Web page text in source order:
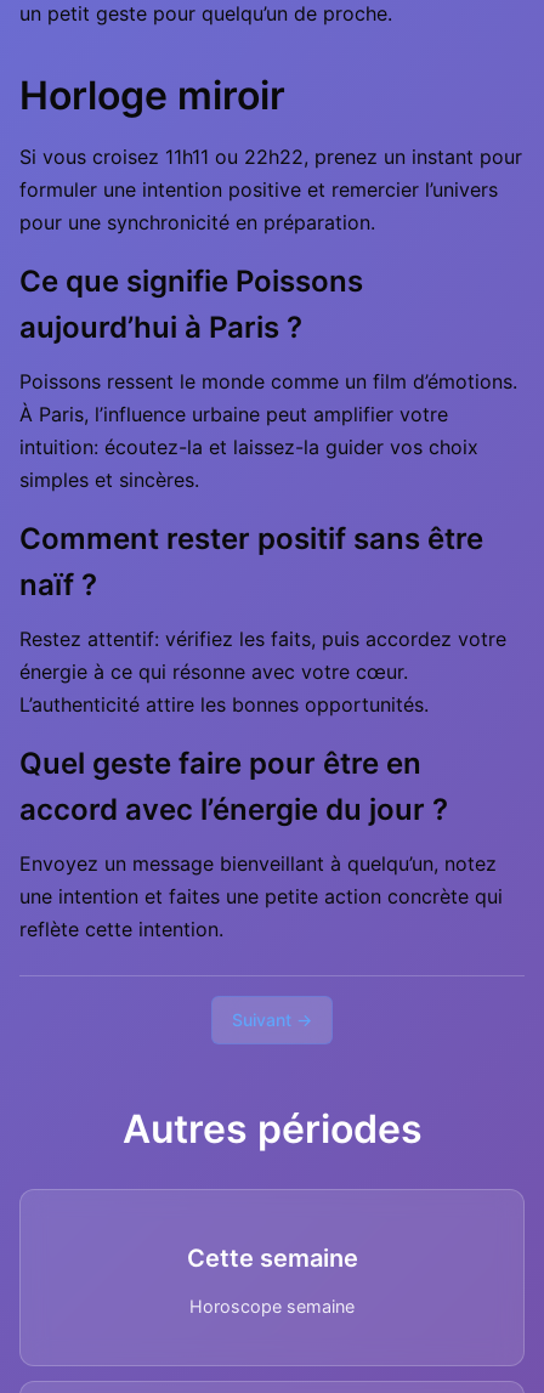
un petit geste pour quelqu’un de proche.
Horloge miroir
Si vous croisez 11h11 ou 22h22, prenez un instant pour
formuler une intention positive et remercier l’univers
pour une synchronicité en préparation.
Ce que signifie Poissons
aujourd’hui à Paris ?
Poissons ressent le monde comme un film d’émotions.
À Paris, l’influence urbaine peut amplifier votre
intuition: écoutez-la et laissez-la guider vos choix
simples et sincères.
Comment rester positif sans être
naïf ?
Restez attentif: vérifiez les faits, puis accordez votre
énergie à ce qui résonne avec votre cœur.
L’authenticité attire les bonnes opportunités.
Quel geste faire pour être en
accord avec l’énergie du jour ?
Envoyez un message bienveillant à quelqu’un, notez
une intention et faites une petite action concrète qui
reflète cette intention.
Suivant →
Autres périodes
Cette semaine
Horoscope semaine